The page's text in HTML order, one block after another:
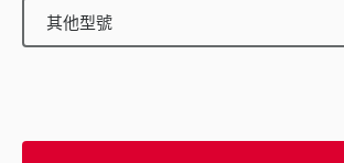
其他型號